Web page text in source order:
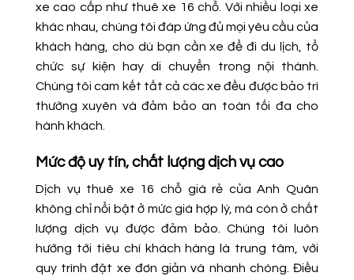
xe cao cấp như thuê xe 16 chỗ. Với nhiều loại xe
khác nhau, chúng tôi đáp ứng đủ mọi yêu cầu của
khách hàng, cho dù bạn cần xe để đi du lịch, tổ
chức sự kiện hay di chuyển trong nội thành.
Chúng tôi cam kết tất cả các xe đều được bảo trì
thường xuyên và đảm bảo an toàn tối đa cho
hành khách.
Mức độ uy tín, chất lượng dịch vụ cao
Dịch vụ thuê xe 16 chỗ giá rẻ của Anh Quân
không chỉ nổi bật ở mức giá hợp lý, mà còn ở chất
lượng dịch vụ được đảm bảo. Chúng tôi luôn
hướng tới tiêu chí khách hàng là trung tâm, với
quy trình đặt xe đơn giản và nhanh chóng. Điều